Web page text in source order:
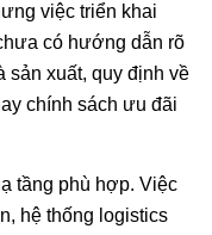
việc triển khai
có hướng dẫn rõ
sản xuất, quy định về
chính sách ưu đãi
tầng phù hợp. Việc
hệ thống logistics